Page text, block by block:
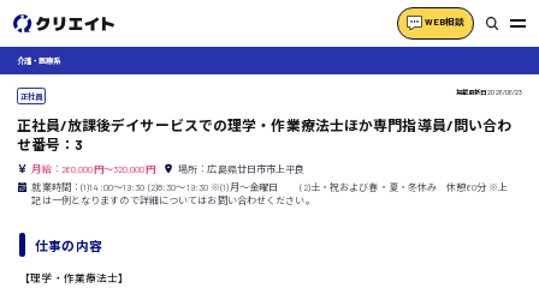
WEB相談
介護・医療系
正社員 掲載更新日2026/06/23
正社員/放課後デイサービスでの理学・作業療法士ほか専門指導員/問い合わ
せ番号：3
月給：260,000円～320,000円
場所：広島県廿日市市上平良
就業時間：(1)14:00〜19:30 (2)8:30〜19:30 ※(1)月〜金曜日 (2)土・祝および春・夏・冬休み 休憩60分 ※上
記は一例となりますので詳細についてはお問い合わせください。
仕事の内容
【理学・作業療法士】